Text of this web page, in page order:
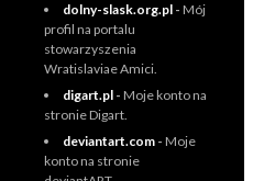
dolny-slask.org.pl - Mój
profil na portalu
stowarzyszenia
Wratislaviae Amici.
digart.pl - Moje konto na
stronie Digart.
deviantart.com - Moje
konto na stronie